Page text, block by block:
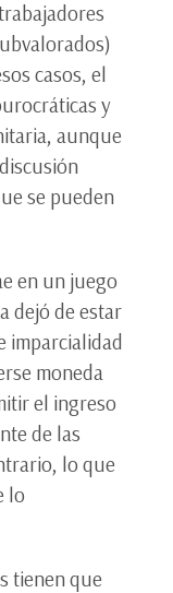
casos, el
y
aunque
se pueden
en un juego
dejó de estar
imparcialidad
moneda
el ingreso
de las
lo que
lo
tienen que